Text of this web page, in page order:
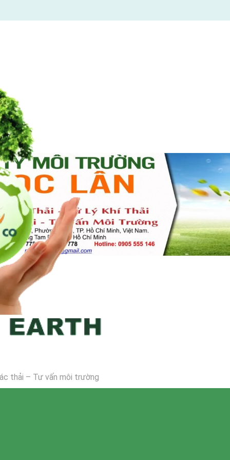
thải – Tư vấn môi trường